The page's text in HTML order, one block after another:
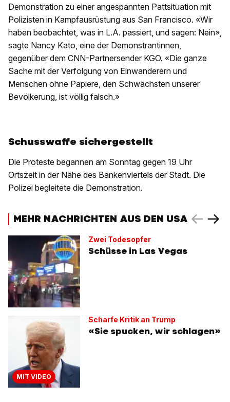
Demonstration zu einer angespannten Pattsituation mit
Polizisten in Kampfausrüstung aus San Francisco. «Wir
haben beobachtet, was in L.A. passiert, und sagen: Nein»,
sagte Nancy Kato, eine der Demonstrantinnen,
gegenüber dem CNN-Partnersender KGO. «Die ganze
Sache mit der Verfolgung von Einwanderern und
Menschen ohne Papiere, den Schwächsten unserer
Bevölkerung, ist völlig falsch.»
Schusswaffe sichergestellt
Die Proteste begannen am Sonntag gegen 19 Uhr
Ortszeit in der Nähe des Bankenviertels der Stadt. Die
Polizei begleitete die Demonstration.
MEHR NACHRICHTEN AUS DEN USA
Zwei Todesopfer
Schüsse in Las Vegas
MIT VIDEO
Scharfe Kritik an Trump
«Sie spucken, wir schlagen»